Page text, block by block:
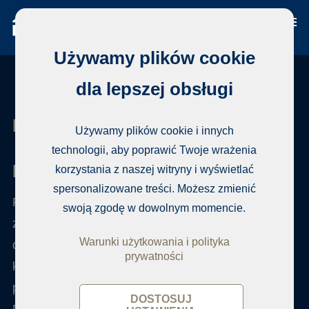
Habita Dakar
Kup nieruchomość w Dakarze
Posiadamy kompleksowy rejestr nieruchomości
zarówno lokalnie, jak i globalnie, i codziennie
dodajemy nowe domy. Dostaniesz przedstawiciela,
który zaprezentuje Ci najlepszą mieszankę
potencjalnych domów i zaaranżuje ich oglądanie.
Używamy plików cookie
dla lepszej obsługi
Używamy plików cookie i innych
technologii, aby poprawić Twoje wrażenia
korzystania z naszej witryny i wyświetlać
spersonalizowane treści. Możesz zmienić
swoją zgodę w dowolnym momencie.
Warunki użytkowania i polityka
prywatności
DOSTOSUJ